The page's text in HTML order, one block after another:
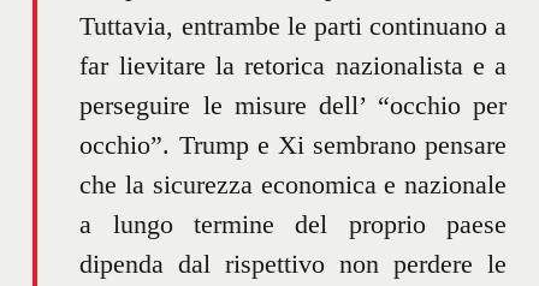
Tuttavia, entrambe le parti continuano a
far lievitare la retorica nazionalista e a
perseguire le misure dell’ “occhio per
occhio”. Trump e Xi sembrano pensare
che la sicurezza economica e nazionale
a lungo termine del proprio paese
dipenda dal rispettivo non perdere le